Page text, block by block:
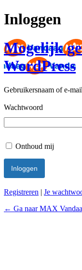
Inloggen
Mogelijk
WordPress
Gebruikersnaam of e-
Wachtwoord
Onthoud mij
Registreren | Je
← Ga naar MAX